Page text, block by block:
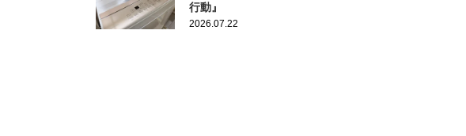
行動』
2026.07.22